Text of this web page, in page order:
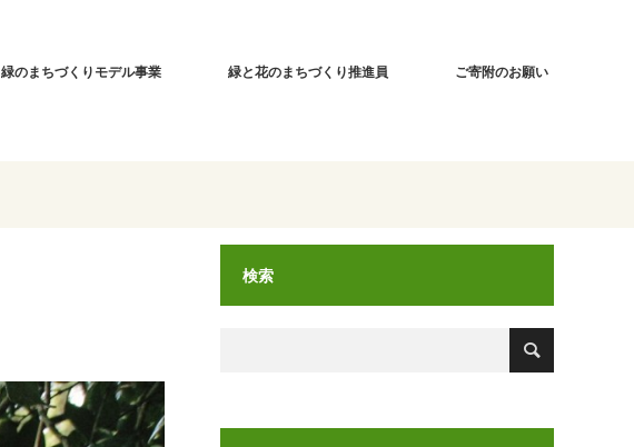
緑のまちづくりモデル事業 緑と花のまちづくり推進員 ご寄附のお願い
検索